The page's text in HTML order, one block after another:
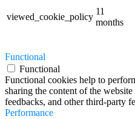
viewed_cookie_policy
11
months
Functional
Functional
Functional cookies help to
sharing the content of the
feedbacks, and other third-party
Performance